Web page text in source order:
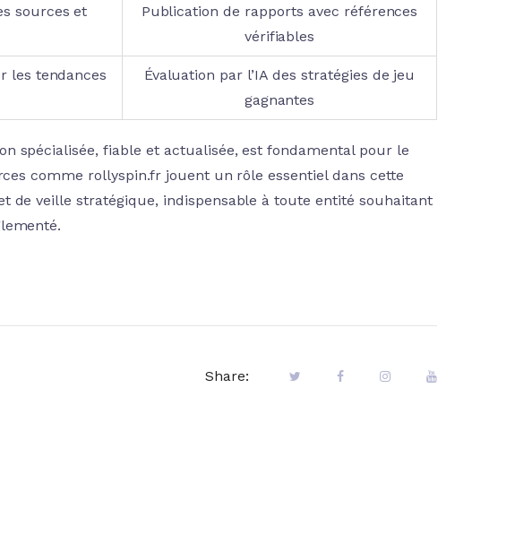
sources et
Publication de rapports avec références
vérifiables
les tendances
Évaluation par l’IA des stratégies de jeu
gagnantes
spécialisée, fiable et actualisée, est fondamental pour le
comme rollyspin.fr jouent un rôle essentiel dans cette
de veille stratégique, indispensable à toute entité souhaitant
Share: